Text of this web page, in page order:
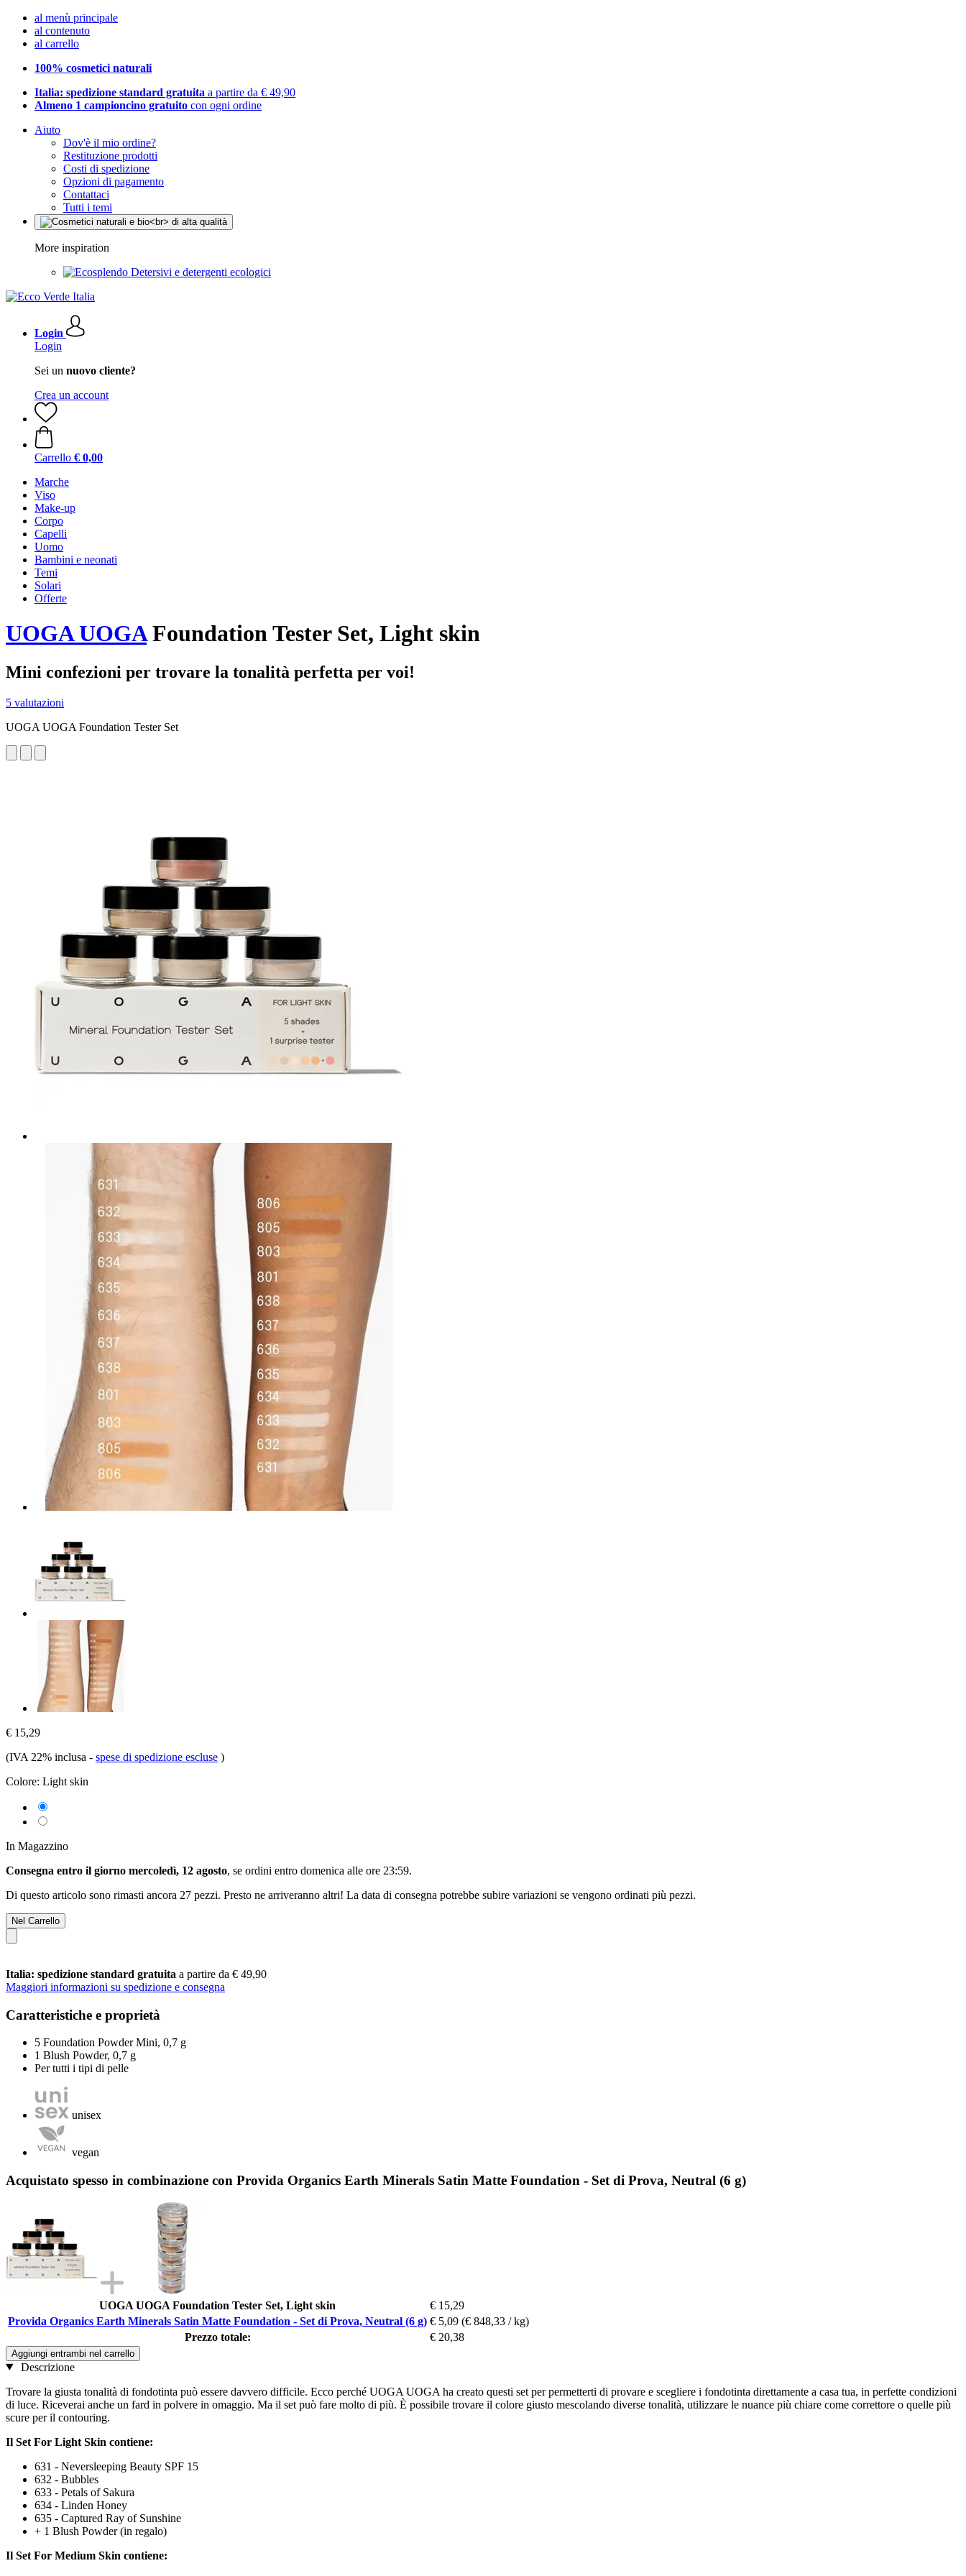
al menù principale
al contenuto
al carrello
100% cosmetici naturali
Italia: spedizione standard gratuita a partire da € 49,90
Almeno 1 campioncino gratuito con ogni ordine
Aiuto
Dov'è il mio ordine?
Restituzione prodotti
Costi di spedizione
Opzioni di pagamento
Contattaci
Tutti i temi
More inspiration
Detersivi e detergenti ecologici
Login
Login
Sei un nuovo cliente?
Crea un account
Carrello € 0,00
Marche
Viso
Make-up
Corpo
Capelli
Uomo
Bambini e neonati
Temi
Solari
Offerte
UOGA UOGAFoundation Tester Set, Light skin
Mini confezioni per trovare la tonalità perfetta per voi!
5 valutazioni
UOGA UOGA Foundation Tester Set
€ 15,29
(IVA 22% inclusa - spese di spedizione escluse )
Colore: Light skin
In Magazzino
Consegna entro il giorno mercoledì, 12 agosto, se ordini entro domenica alle ore 23:59.
Di questo articolo sono rimasti ancora 27 pezzi. Presto ne arriveranno altri! La data di consegna potrebbe subire variazioni se vengono ordinati più pezzi.
Nel Carrello
Italia: spedizione standard gratuita a partire da € 49,90
Maggiori informazioni su spedizione e consegna
Caratteristiche e proprietà
5 Foundation Powder Mini, 0,7 g
1 Blush Powder, 0,7 g
Per tutti i tipi di pelle
unisex
vegan
Acquistato spesso in combinazione con Provida Organics Earth Minerals Satin Matte Foundation - Set di Prova, Neutral (6 g)
UOGA UOGA Foundation Tester Set, Light skin
€ 15,29
Provida Organics Earth Minerals Satin Matte Foundation - Set di Prova, Neutral (6 g) € 5,09 (€ 848,33 / kg)
Prezzo totale:
€ 20,38
Aggiungi entrambi nel carrello
Descrizione
Trovare la giusta tonalità di fondotinta può essere davvero difficile. Ecco perché UOGA UOGA ha creato questi set per permetterti di provare e scegliere i fondotinta direttamente a casa tua, in perfette condizioni
di luce. Riceverai anche un fard in polvere in omaggio. Ma il set può fare molto di più. È possibile trovare il colore giusto mescolando diverse tonalità, utilizzare le nuance più chiare come correttore o quelle più
scure per il contouring.
Il Set For Light Skin contiene:
631 - Neversleeping Beauty SPF 15
632 - Bubbles
633 - Petals of Sakura
634 - Linden Honey
635 - Captured Ray of Sunshine
+ 1 Blush Powder (in regalo)
Il Set For Medium Skin contiene: